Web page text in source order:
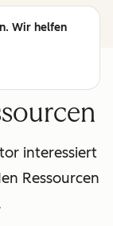
Wir helfen
interessiert
Ressourcen